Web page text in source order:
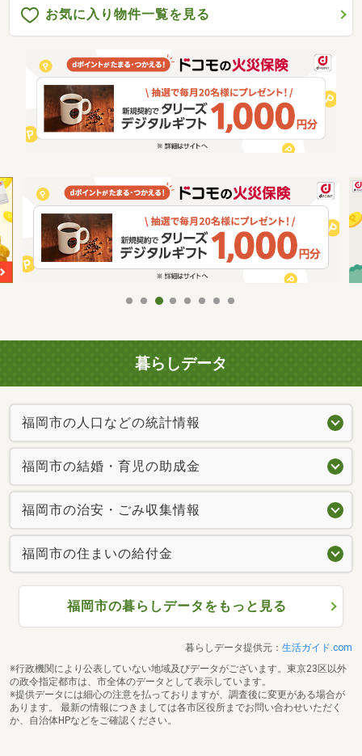
お気に入り物件一覧を見る
暮らしデータ
福岡市の人口などの統計情報
福岡市の結婚・育児の助成金
福岡市の治安・ごみ収集情報
福岡市の住まいの給付金
福岡市の暮らしデータをもっと見る
暮らしデータ提供元： 生活ガイド.com
※行政機関により公表していない地域及びデータがございます。東京23区以外
の政令指定都市は、市全体のデータとして表示しています。
※提供データには細心の注意を払っておりますが、調査後に変更がある場合が
あります。 最新の情報につきましては各市区役所までお問い合わせいただく
か、自治体HPなどをご確認ください。